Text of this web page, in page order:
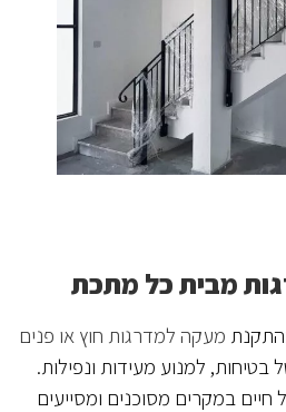
מבית כל מתכת
מעקה למדרגות חוץ או פנים
למנוע מעידות ונפילות.
חיים במקרים מסוכנים ומסייעים